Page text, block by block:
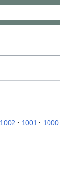
1000
1001
1002